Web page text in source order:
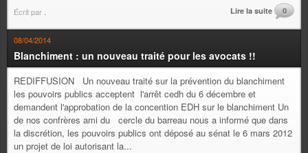
Écrit par Lire la suite 0
08/04/2014
Blanchiment : un nouveau traité pour les avocats !!
REDIFFUSION Un nouveau traité sur la prévention du blanchiment
les pouvoirs publics acceptent l'arrêt cedh du 6 décembre et
demandent l'approbation de la concention EDH sur le blanchiment Un
de nos confrères ami du cercle du barreau nous a informé que dans
la discrétion, les pouvoirs publics ont déposé au sénat le 6 mars 2012
un projet de loi autorisant la...